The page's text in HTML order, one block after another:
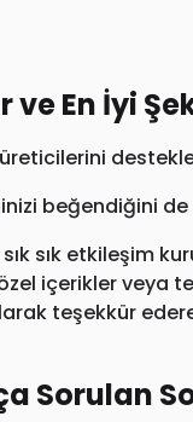
ve En İyi
beğendiğini
sık etkileşim
içerikler veya
teşekkür
Sorulan